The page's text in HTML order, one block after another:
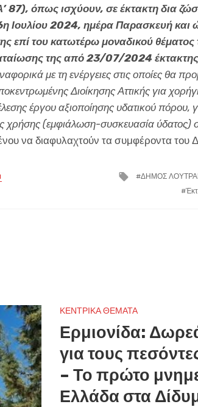
όπως ισχύουν, σε έκτακτη δια
Ιουλίου 2024, ημέρα Παρασκευή
επί του κατωτέρω μοναδικού θέματος
της από 23/07/2024 έκτακτης
με τη ενέργειες στις οποίες θα
Διοίκησης Αττικής για
έργου αξιοποίησης υδατικού πόρου,
χρήσης (εμφιάλωση-συσκευασία ύδατος)
να διαφυλαχτούν τα συμφέροντα του
Tagged
ΔΗΜΟΣ
ΚΕΝΤΡΙΚΑ ΘΕΜΑΤΑ
Ερμιονίδα:
για τους
– Το πρώτο
Ελλάδα στα